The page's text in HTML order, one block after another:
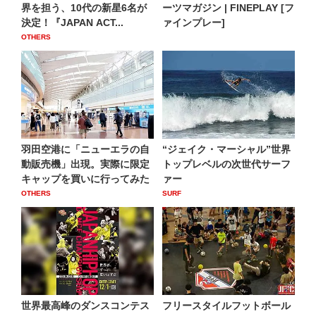
界を担う、10代の新星6名が
決定！『JAPAN ACT...
OTHERS
ーツマガジン | FINEPLAY [フ
ァインプレー]
羽田空港に「ニューエラの自
動販売機」出現。実際に限定
キャップを買いに行ってみた
OTHERS
“ジェイク・マーシャル”世界
トップレベルの次世代サーフ
ァー
SURF
世界最高峰のダンスコンテス
フリースタイルフットボール